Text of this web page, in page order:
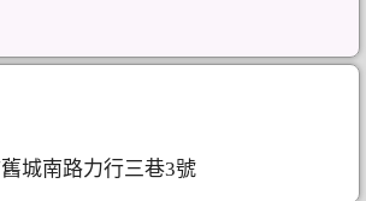
城南路力行三巷3號